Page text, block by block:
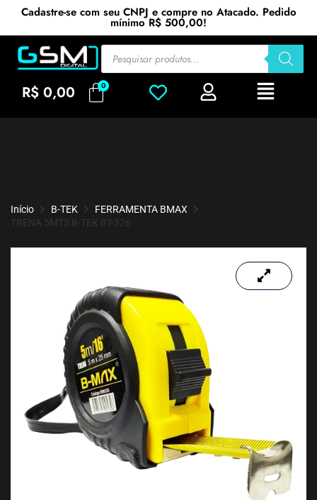
Cadastre-se com seu CNPJ e compre no Atacado. Pedido
mínimo R$ 500,00!
R$ 0,00
Início B-TEK
FERRAMENTA BMAX
TRENA 5MTS B-TEK BT-326